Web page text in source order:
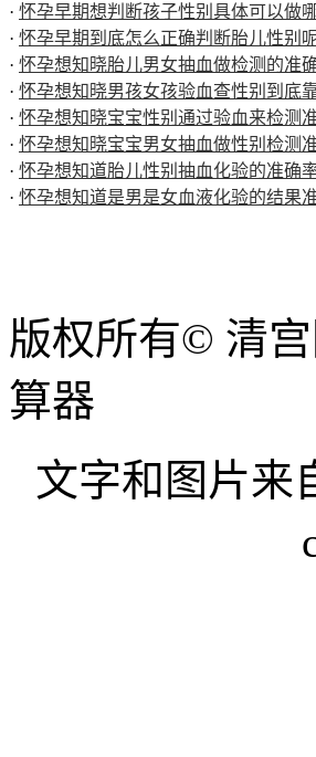
· 怀孕早期想判断孩子性别具体可以做
· 怀孕早期到底怎么正确判断胎儿性别
· 怀孕想知晓胎儿男女抽血做检测的准
· 怀孕想知晓男孩女孩验血查性别到底
· 怀孕想知晓宝宝性别通过验血来检测
· 怀孕想知晓宝宝男女抽血做性别检测
· 怀孕想知道胎儿性别抽血化验的准确
· 怀孕想知道是男是女血液化验的结果
版权所有© 清
算器
文字和图片来